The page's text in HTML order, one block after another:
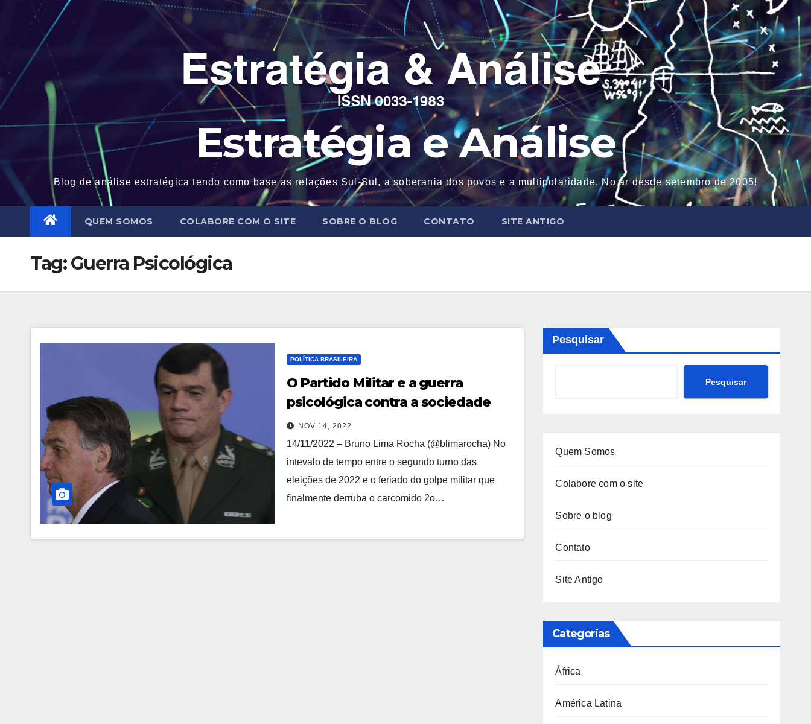
Estratégia e Análise
Blog de análise estratégica tendo como base as relações Sul-Sul, a soberania dos povos e a multipolaridade. No ar desde setembro de 2005!
QUEM SOMOS COLABORE COM O SITE SOBRE O BLOG CONTATO SITE ANTIGO
Tag:Guerra Psicológica
POLÍTICA BRASILEIRA
O Partido Militar e a guerra
psicológica contra a sociedade
brasileira
NOV 14, 2022
14/11/2022 – Bruno Lima Rocha (@blimarocha) No
intevalo de tempo entre o segundo turno das
eleições de 2022 e o feriado do golpe militar que
finalmente derruba o carcomido 2o…
Pesquisar
Pesquisar
Quem Somos
Colabore com o site
Sobre o blog
Contato
Site Antigo
Categorias
África
América Latina